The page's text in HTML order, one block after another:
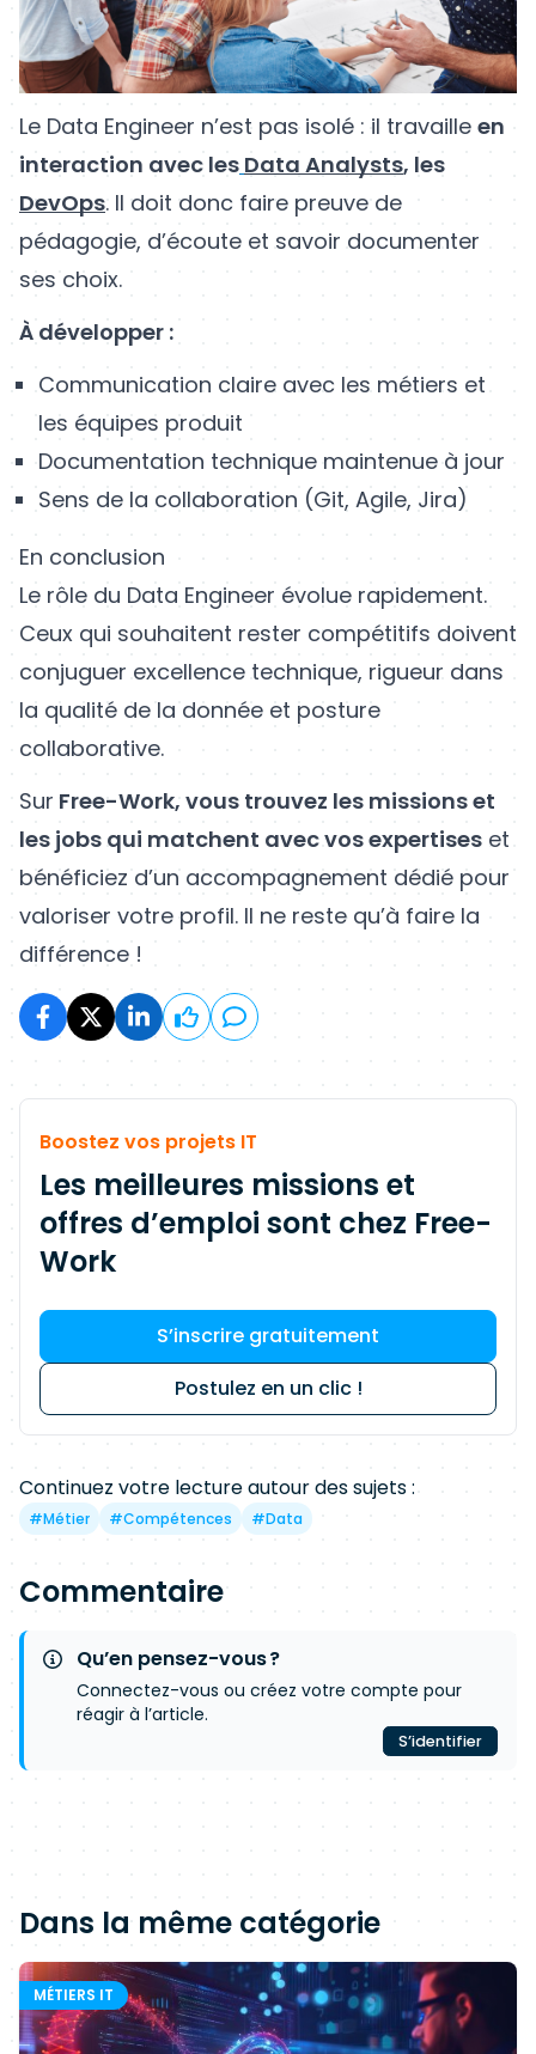
Le Data Engineer n’est pas isolé : il travaille en
interaction avec les Data Analysts, les
DevOps. Il doit donc faire preuve de
pédagogie, d’écoute et savoir documenter
ses choix.
À développer :
Communication claire avec les métiers et
les équipes produit
Documentation technique maintenue à jour
Sens de la collaboration (Git, Agile, Jira)
En conclusion
Le rôle du Data Engineer évolue rapidement.
Ceux qui souhaitent rester compétitifs doivent
conjuguer excellence technique, rigueur dans
la qualité de la donnée et posture
collaborative.
Sur Free-Work, vous trouvez les missions et
les jobs qui matchent avec vos expertises et
bénéficiez d’un accompagnement dédié pour
valoriser votre profil. Il ne reste qu’à faire la
différence !
Boostez vos projets IT
Les meilleures missions et
offres d’emploi sont chez Free-
Work
S’inscrire gratuitement
Postulez en un clic !
Continuez votre lecture autour des sujets :
#Métier #Compétences #Data
Commentaire
Qu’en pensez-vous ?
Connectez-vous ou créez votre compte pour
réagir à l’article.
S’identifier
Dans la même catégorie
MÉTIERS IT